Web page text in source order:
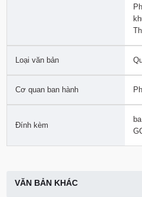
Loại văn bản
Cơ quan ban hành
Đính kèm
VĂN BẢN KHÁC